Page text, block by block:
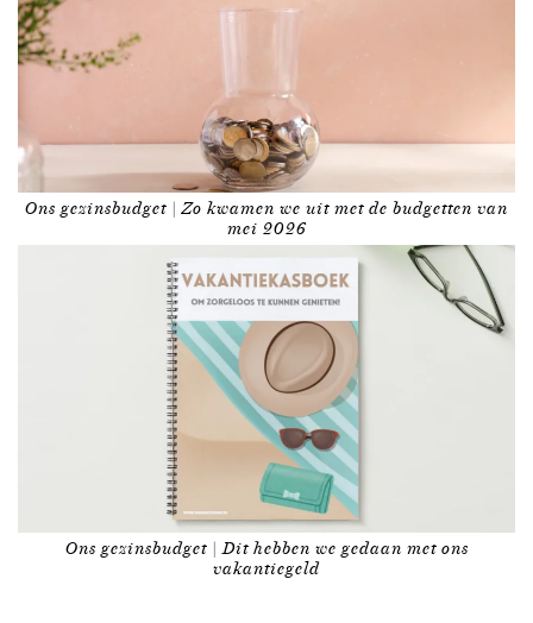
Ons gezinsbudget | Zo kwamen we uit met de budgetten van
mei 2026
Ons gezinsbudget | Dit hebben we gedaan met ons
vakantiegeld